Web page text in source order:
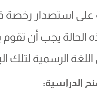
على استصدار رخصة
الحالة يجب أن تقوم
الرسمية لتلك